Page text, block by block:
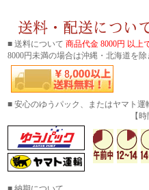
■ 送料について 商品代金 8000円 以上
8000円未満の場合は沖縄・北海道を除
■ 安心のゆうパック、またはヤマト運
【時間帯指